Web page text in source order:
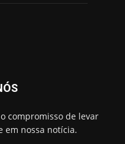
compromisso de levar
em nossa notícia.